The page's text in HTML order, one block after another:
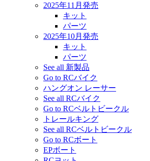
2025年11月発売
キット
パーツ
2025年10月発売
キット
パーツ
See all 新製品
Go to RCバイク
ハングオン レーサー
See all RCバイク
Go to RCベルトビークル
トレールキング
See all RCベルトビークル
Go to RCボート
EPボート